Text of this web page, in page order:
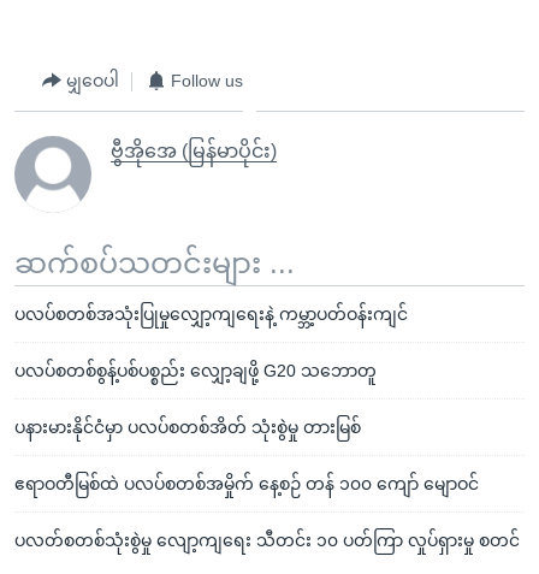
မျှဝေပါ Follow us
ဗွီအိုအေ (မြန်မာပိုင်း)
ဆက်စပ်သတင်းများ ...
ပလပ်စတစ်အသုံးပြုမှုလျှော့ကျရေးနဲ့ ကမ္ဘာ့ပတ်ဝန်းကျင်
ပလပ်စတစ်စွန့်ပစ်ပစ္စည်း လျှော့ချဖို့ G20 သဘောတူ
ပနားမားနိုင်ငံမှာ ပလပ်စတစ်အိတ် သုံးစွဲမှု တားမြစ်
ဧရာဝတီမြစ်ထဲ ပလပ်စတစ်အမှိုက် နေ့စဉ် တန် ၁၀၀ ကျော် မျောဝင်
ပလတ်စတစ်သုံးစွဲမှု လျော့ကျရေး သီတင်း ၁၀ ပတ်ကြာ လှုပ်ရှားမှု စတင်